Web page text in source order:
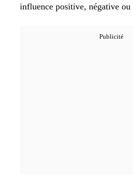
influence positive, négative ou